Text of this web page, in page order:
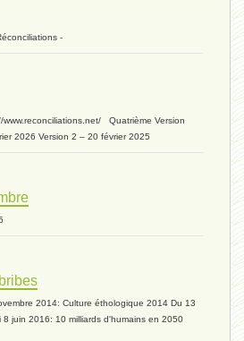
-
Quatrième Version
2026 Version 2 – 20 février 2025
2014: Culture éthologique 2014 Du 13
juin 2016: 10 milliards d'humains en 2050